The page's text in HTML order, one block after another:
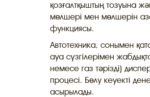
қозғалтқыштың тозуына
мөлшері мен мөлшерін
функциясы.
Автотехника, сонымен
ауа сүзгілерімен
немесе газ тәрізді)
процесі. Бөлу кеуекті
асырылады.